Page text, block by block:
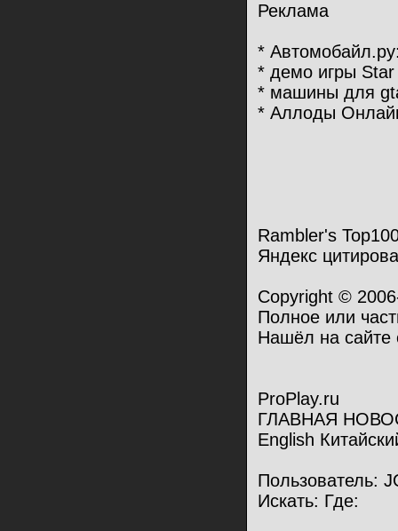
Реклама
*
* демо игры
* машины для
* Аллоды
Rambler's
Яндекс
Copyright ©
Полное или
Нашёл на сайте
ProPlay.ru
ГЛАВНАЯ
English
Пользователь:
Искать: Где: